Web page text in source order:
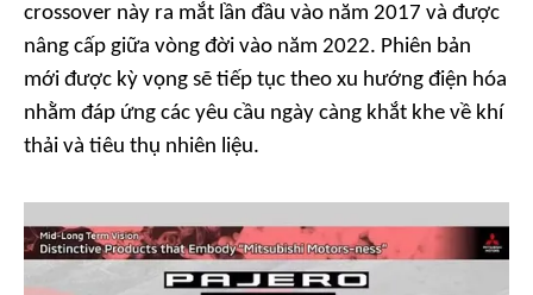
crossover này ra mắt lần đầu vào năm 2017 và được
nâng cấp giữa vòng đời vào năm 2022. Phiên bản
mới được kỳ vọng sẽ tiếp tục theo xu hướng điện hóa
nhằm đáp ứng các yêu cầu ngày càng khắt khe về khí
thải và tiêu thụ nhiên liệu.